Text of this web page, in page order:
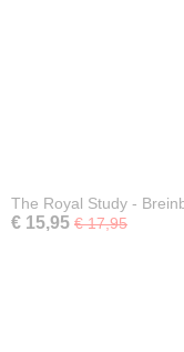
The Royal Study -
€ 15,95 € 17,95